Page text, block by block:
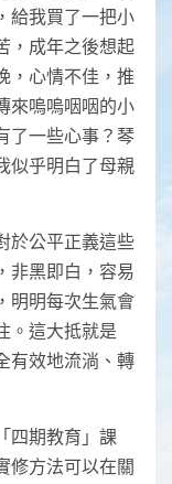
給我買了一把小
，成年之後想起
，心情不佳，推
來嗚嗚咽咽的小
了一些心事？琴
似乎明白了母親
於公平正義這些
非黑即白，容易
明明每次生氣會
。這大抵就是
有效地流淌、轉
四期教育」課
修方法可以在關